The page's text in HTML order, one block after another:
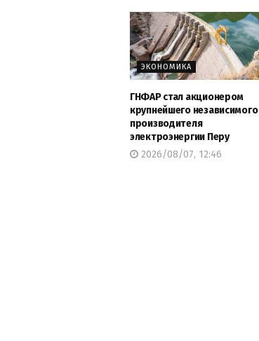
ЭКОНОМИКА
ГНФАР стал акционером
крупнейшего независимого
производителя
электроэнергии Перу
2026/08/07, 12:46